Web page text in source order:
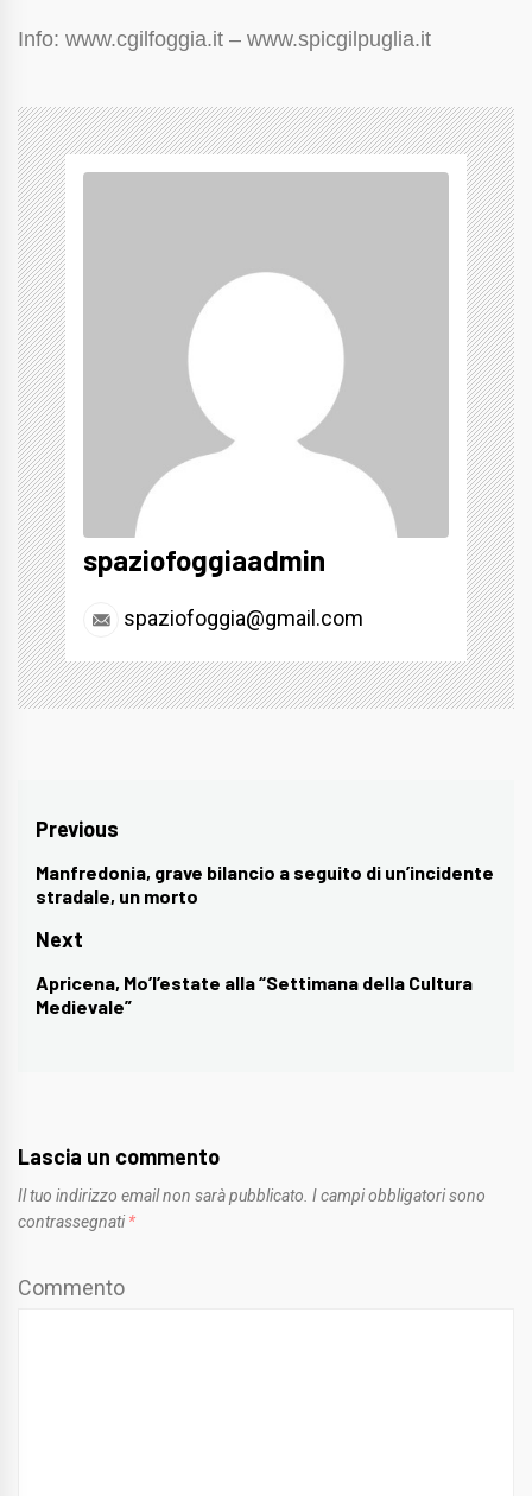
Info: www.cgilfoggia.it – www.spicgilpuglia.it
spaziofoggiaadmin
spaziofoggia@gmail.com
Navigazione
articoli
Previous
Previous
post:
Manfredonia, grave bilancio a seguito di un’incidente
stradale, un morto
Next
Next
post:
Apricena, Mo’l’estate alla “Settimana della Cultura
Medievale”
Lascia un commento
Il tuo indirizzo email non sarà pubblicato. I campi obbligatori sono
contrassegnati *
Commento